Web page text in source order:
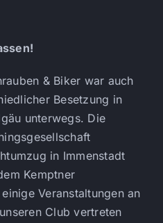
& Biker war auch
Besetzung in
unterwegs. Die
in Immenstadt
Kemptner
Veranstaltungen an
Club vertreten